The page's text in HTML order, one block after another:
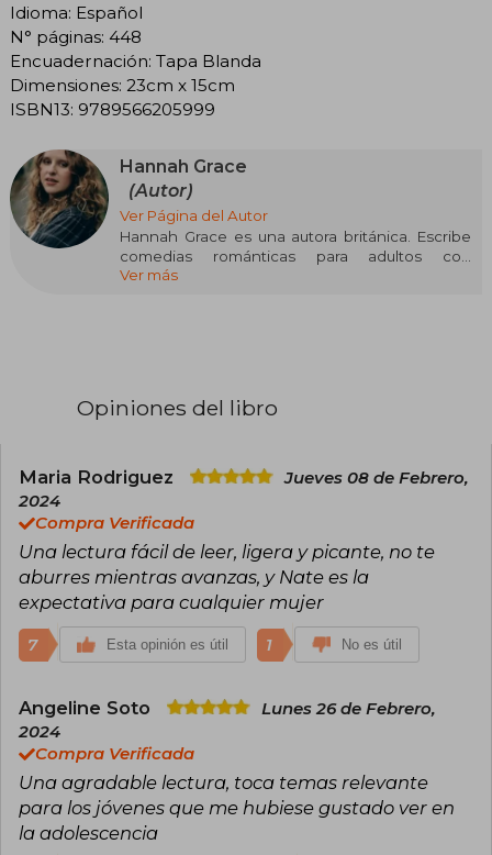
Idioma: Español
N° páginas: 448
Encuadernación: Tapa Blanda
Dimensiones: 23cm x 15cm
ISBN13: 9789566205999
Hannah Grace
(Autor)
Ver Página del Autor
Hannah Grace es una autora británica. Escribe
comedias románticas para adultos con
protagonistas que esconden una pequeña
montaña de lecturas pendientes. Es la autora de
novela es En las nubes, la tercera entrega de la
Ver más
Opiniones del libro
Maria Rodriguez
Jueves 08 de Febrero,
2024
Compra Verificada
Una lectura fácil de leer, ligera y picante, no te
aburres mientras avanzas, y Nate es la
expectativa para cualquier mujer
7 Esta opinión es útil 1 No es útil
Angeline Soto
Lunes 26 de Febrero,
2024
Compra Verificada
Una agradable lectura, toca temas relevante
para los jóvenes que me hubiese gustado ver en
la adolescencia